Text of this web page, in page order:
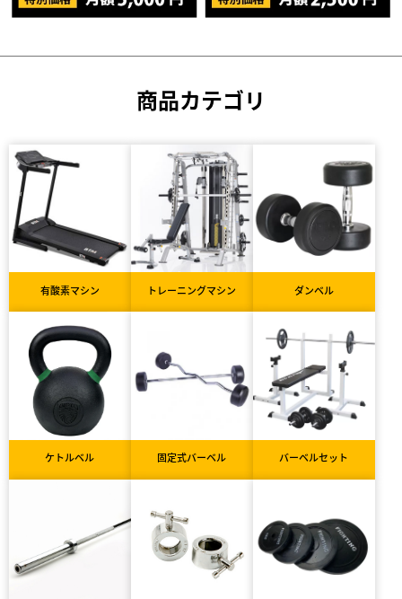
商品カテゴリ
有酸素マシン トレーニングマシン ダンベル
ケトルベル 固定式バーベル バーベルセット